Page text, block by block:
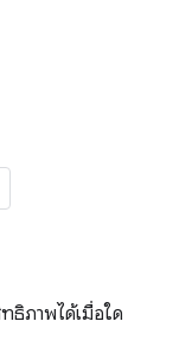
ธิภาพได้เมื่อใด